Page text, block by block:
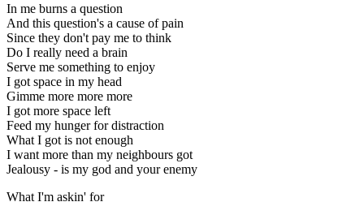
In me burns a question
And this question's a cause of pain
Since they don't pay me to think
Do I really need a brain
Serve me something to enjoy
I got space in my head
Gimme more more more
I got more space left
Feed my hunger for distraction
What I got is not enough
I want more than my neighbours got
Jealousy - is my god and your enemy
What I'm askin' for